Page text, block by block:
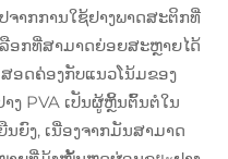
ຈາກການໃຊ້ຢາງພາດສະຕິກທີ່
ລືອກທີ່ສາມາດຍ່ອຍສະຫຼາຍໄດ້
ອດຄ່ອງກັບແນວໂນ້ມຂອງ
ງ PVA ເປັນຜູ້ຫຼິ້ນຕົ້ນຕໍໃນ
ຍົງ, ເນື່ອງຈາກມັນສາມາດ